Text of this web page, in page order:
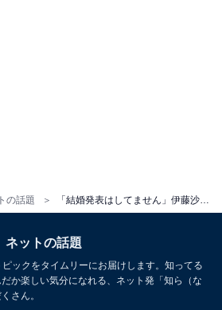
の話題
ネットの話題
ックをタイムリーにお届けします。知ってる
か楽しい気分になれる、ネット発「知ら（な
さん。